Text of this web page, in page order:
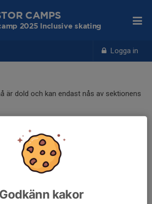
Logga in
CAMPS
2025 Inclusive skating
är dold och kan endast nås av sektionens
Godkänn kakor